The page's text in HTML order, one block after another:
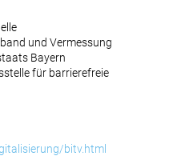
und Vermessung
Bayern
für barrierefreie
bitv.html